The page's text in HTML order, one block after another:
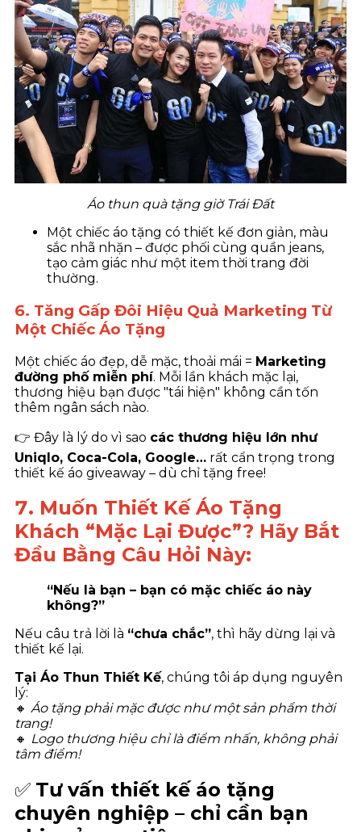
Áo thun quà tặng giờ Trái Đất
Một chiếc áo tặng có thiết kế đơn giản, màu
sắc nhã nhặn – được phối cùng quần jeans,
tạo cảm giác như một item thời trang đời
thường.
6. Tăng Gấp Đôi Hiệu Quả Marketing Từ
Một Chiếc Áo Tặng
Một chiếc áo đẹp, dễ mặc, thoải mái = Marketing
đường phố miễn phí. Mỗi lần khách mặc lại,
thương hiệu bạn được "tái hiện" không cần tốn
thêm ngân sách nào.
👉 Đây là lý do vì sao các thương hiệu lớn như
Uniqlo, Coca-Cola, Google… rất cẩn trọng trong
thiết kế áo giveaway – dù chỉ tặng free!
7. Muốn Thiết Kế Áo Tặng
Khách “Mặc Lại Được”? Hãy Bắt
Đầu Bằng Câu Hỏi Này:
“Nếu là bạn – bạn có mặc chiếc áo này
không?”
Nếu câu trả lời là “chưa chắc”, thì hãy dừng lại và
thiết kế lại.
Tại Áo Thun Thiết Kế, chúng tôi áp dụng nguyên
lý:
🔸 Áo tặng phải mặc được như một sản phẩm thời
trang!
🔸 Logo thương hiệu chỉ là điểm nhấn, không phải
tâm điểm!
✅ Tư vấn thiết kế áo tặng
chuyên nghiệp – chỉ cần bạn